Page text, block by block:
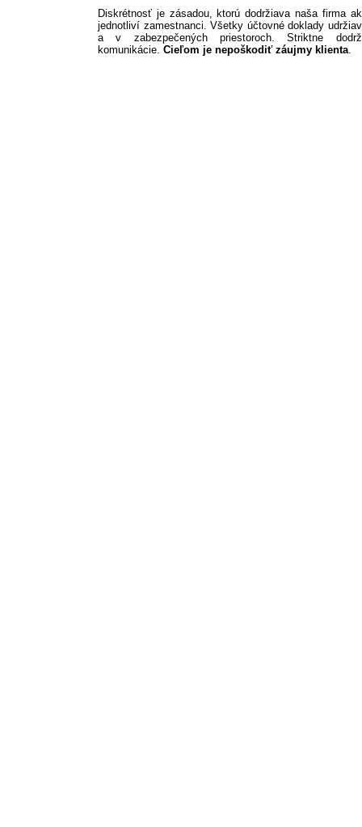
Diskrétnosť je zásadou, ktorú dodržiava naša firma
jednotliví zamestnanci. Všetky účtovné doklady
a v zabezpečených priestoroch. Striktne
komunikácie. Cieľom je nepoškodiť záujmy klienta.